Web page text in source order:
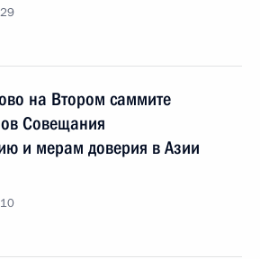
на Втором саммите
Совещания
и мерам доверия в Азии